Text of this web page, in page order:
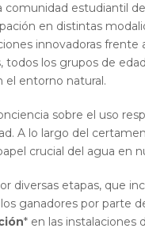
comunidad estudiantil
en distintas
innovadoras
todos los grupos de
el entorno natural.
sobre el uso
A lo largo del
crucial del agua en
diversas etapas, que
ganadores por parte
* en las instalaciones